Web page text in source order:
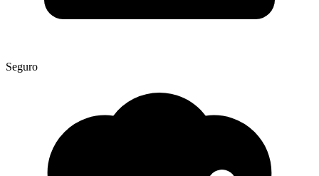
Seguro